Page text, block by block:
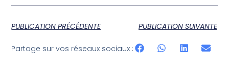
PUBLICATION PRÉCÉDENTE PUBLICATION SUIVANTE
Partage sur vos réseaux sociaux :